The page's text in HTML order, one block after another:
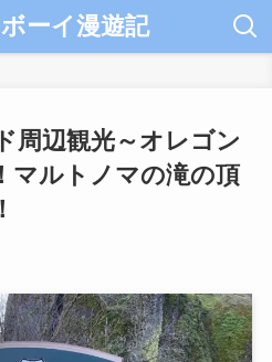
ーイ漫遊記
周辺観光～オレゴン
マルトノマの滝の頂